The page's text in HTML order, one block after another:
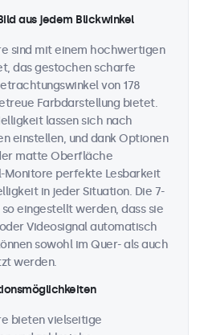
aus jedem Blickwinkel
sind mit einem hochwertigen
das gestochen scharfe
von 178
Farbdarstellung bietet.
lassen sich nach
einstellen, und dank Optionen
matte Oberfläche
Monitore perfekte Lesbarkeit
in jeder Situation. Die 7-
eingestellt werden, dass sie
Videosignal automatisch
sowohl im Quer- als auch
werden.
bieten vielseitige